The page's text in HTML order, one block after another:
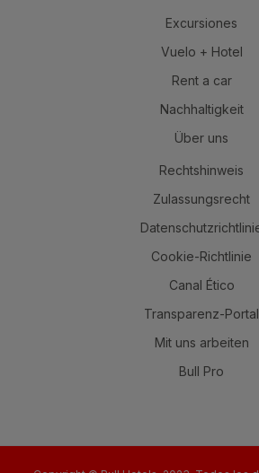
Excursiones
Vuelo + Hotel
Rent a car
Nachhaltigkeit
Über uns
Rechtshinweis
Zulassungsrecht
Cookie-Richtlinie
Canal Ético
Transparenz-Portal
Mit uns arbeiten
Bull Pro